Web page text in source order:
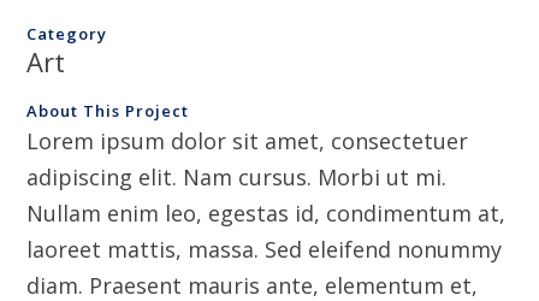
Category
Art
About This Project
Lorem ipsum dolor sit amet, consectetuer
adipiscing elit. Nam cursus. Morbi ut mi.
Nullam enim leo, egestas id, condimentum at,
laoreet mattis, massa. Sed eleifend nonummy
diam. Praesent mauris ante, elementum et,